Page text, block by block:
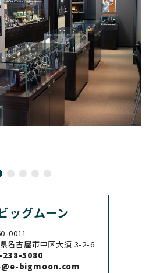
ジ
CHRONOSWISS
クロノスイス
ン
CITIZEN
シチズン
BREGUET
ブレゲ
BRUNO SOHNLE Glash
utte
ブルーノ・ゾンレー・ グ
ラスヒュッテ
BVLGARI
ブルガリ
CHOPARD
ショパール
ー
CHRONO TOKYO
ッグムーン
0011
名古屋市中区大須 3-2-6
238-5080
bigmoon.com